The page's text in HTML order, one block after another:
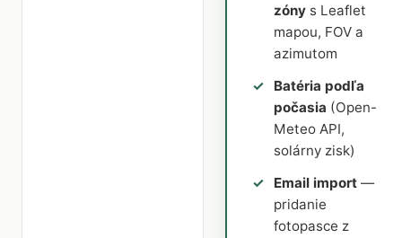
zóny s Leaflet
mapou, FOV a
azimutom
Batéria podľa
počasia (Open-
Meteo API,
solárny zisk)
Email import —
pridanie
fotopasce z